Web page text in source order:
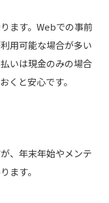
ます。Webでの事前
用可能な場合が多い
いは現金のみの場合
くと安心です。
、年末年始やメンテ
ます。